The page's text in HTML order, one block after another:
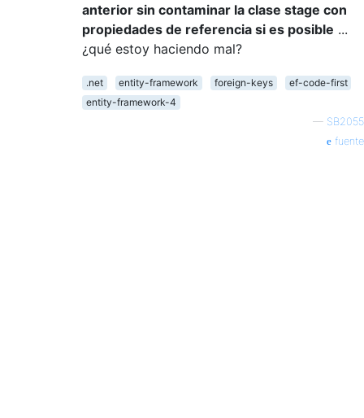
anterior sin contaminar la clase stage con
propiedades de referencia si es posible ...
¿qué estoy haciendo mal?
.net entity-framework foreign-keys
ef-code-first
entity-framework-4
— SB2055
fuente